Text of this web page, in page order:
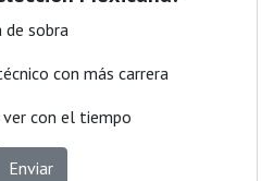
de sobra
con más carrera
ver con el tiempo
Enviar